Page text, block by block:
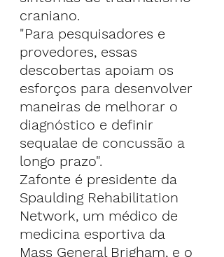
craniano.
"Para pesquisadores e
provedores, essas
descobertas apoiam os
esforços para desenvolver
maneiras de melhorar o
diagnóstico e definir
sequalae de concussão a
longo prazo".
Zafonte é presidente da
Spaulding Rehabilitation
Network, um médico de
medicina esportiva da
Mass General Brigham, e o